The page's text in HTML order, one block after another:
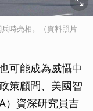
時亮相。（資料照片
可能成為威懾中
策顧問、美國智
）資深研究員吉